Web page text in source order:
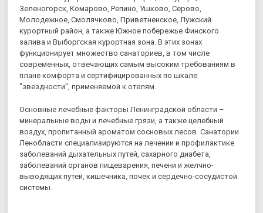
Зеленогорск, Комарово, Репино, Ушково, Серово,
Молодежное, Смолячково, Приветненское, Лужский
курортный район, а также Южное побережье Финского
залива и Выборгская курортная зона. В этих зонах
функционирует множество санаториев, в том числе
современных, отвечающих самым высоким требованиям в
плане комфорта и сертифицированных по шкале
"звездности", применяемой к отелям.
Основные лечебные факторы Ленинградской области –
минеральные воды и лечебные грязи, а также целебный
воздух, пропитанный ароматом сосновых лесов. Санатории
Ленобласти специализируются на лечении и профилактике
заболеваний дыхательных путей, сахарного диабета,
заболеваний органов пищеварения, печени и желчно-
выводящих путей, кишечника, почек и сердечно-сосудистой
системы.